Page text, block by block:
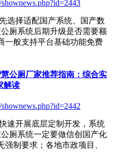
选择适配国产系统、国产数
厕系统后期升级是否需要额
一般支持平台基础功能免费
公厕厂家推荐指南：综合实
解读
速开展底层定制开发，系统
厕系统一定要做信创国产化
制要求；各地市政项目、